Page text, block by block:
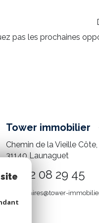
pas les prochaines
Tower immobilier
Chemin de la Vieille Côte,
31140 Launaguet
05 82 08 29 45
mandataires@tower-